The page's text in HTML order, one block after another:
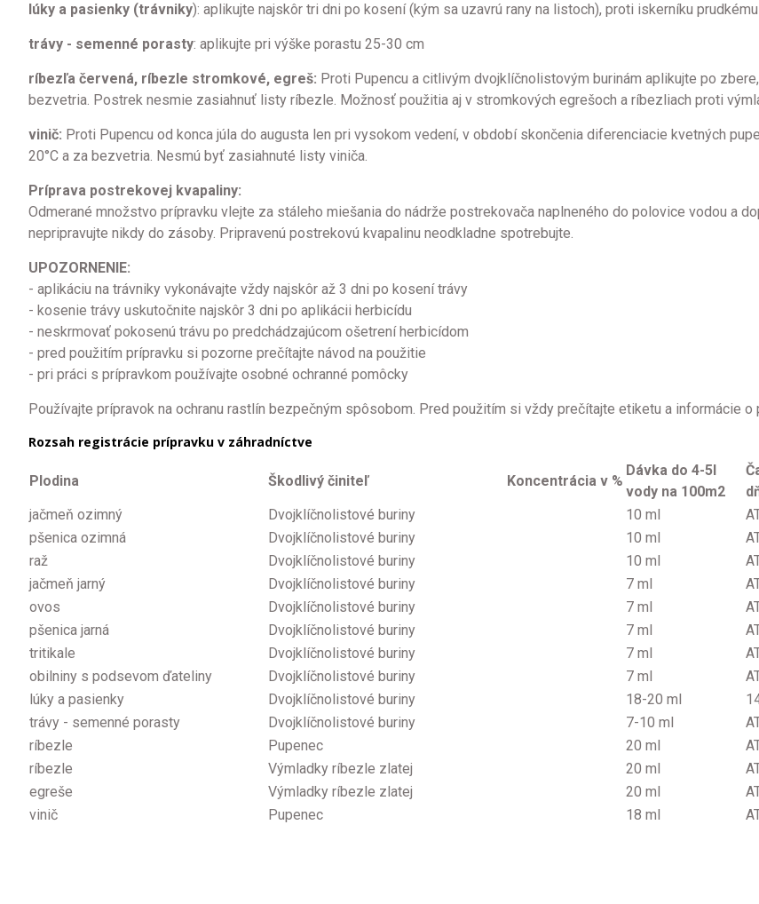
lúky a pasienky (trávniky): aplikujte najskôr tri dni po kosení (kým sa uzavrú rany na listoch), proti iskerníku
trávy - semenné porasty: aplikujte pri výške porastu 25-30 cm
ríbezľa červená, ríbezle stromkové, egreš: Proti Pupencu a citlivým dvojklíčnolistovým burinám aplikujte po
bezvetria. Postrek nesmie zasiahnuť listy ríbezle. Možnosť použitia aj v stromkových egrešoch a ríbezliach proti
vinič: Proti Pupencu od konca júla do augusta len pri vysokom vedení, v období skončenia diferenciacie kvetných
20°C a za bezvetria. Nesmú byť zasiahnuté listy viniča.
Príprava postrekovej kvapaliny:
Odmerané množstvo prípravku vlejte za stáleho miešania do nádrže postrekovača naplneného do polovice vodou a
nepripravujte nikdy do zásoby. Pripravenú postrekovú kvapalinu neodkladne spotrebujte.
UPOZORNENIE:
- aplikáciu na trávniky vykonávajte vždy najskôr až 3 dni po kosení trávy
- kosenie trávy uskutočnite najskôr 3 dni po aplikácii herbicídu
- neskrmovať pokosenú trávu po predchádzajúcom ošetrení herbicídom
- pred použitím prípravku si pozorne prečítajte návod na použitie
- pri práci s prípravkom používajte osobné ochranné pomôcky
Používajte prípravok na ochranu rastlín bezpečným spôsobom. Pred použitím si vždy prečítajte etiketu a informácie o
Rozsah registrácie prípravku v záhradníctve
Plodina Škodlivý činiteľ Koncentrácia v %
Dávka do 4-5l
vody na 100m2
jačmeň ozimný
Dvojklíčnolistové buriny 10 ml
pšenica ozimná
Dvojklíčnolistové buriny 10 ml
raž
Dvojklíčnolistové buriny 10 ml
jačmeň jarný
Dvojklíčnolistové buriny 7 ml
ovos
Dvojklíčnolistové buriny 7 ml
pšenica jarná
Dvojklíčnolistové buriny 7 ml
tritikale
Dvojklíčnolistové buriny 7 ml
obilniny s podsevom ďateliny
Dvojklíčnolistové buriny 7 ml
lúky a pasienky
Dvojklíčnolistové buriny 18-20 ml
trávy - semenné porasty
Dvojklíčnolistové buriny 7-10 ml
ríbezle
Pupenec 20 ml
ríbezle
Výmladky ríbezle zlatej 20 ml
egreše
Výmladky ríbezle zlatej 20 ml
vinič
Pupenec 18 ml